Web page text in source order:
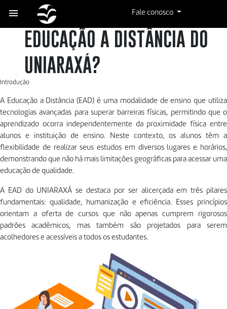
Fale conosco
COMO FUNCIONA A
EDUCAÇÃO A DISTÂNCIA DO
UNIARAXÁ?
Introdução
A Educação a Distância (EAD) é uma modalidade de ensino que utiliza
tecnologias avançadas para superar barreiras físicas, permitindo que o
aprendizado ocorra independentemente da proximidade física entre
alunos e instituição de ensino. Neste contexto, os alunos têm a
flexibilidade de realizar seus estudos em diversos lugares e horários,
demonstrando que não há mais limitações geográficas para acessar uma
educação de qualidade.
A EAD do UNIARAXÁ se destaca por ser alicerçada em três pilares
fundamentais: qualidade, humanização e eficiência. Esses princípios
orientam a oferta de cursos que não apenas cumprem rigorosos
padrões acadêmicos, mas também são projetados para serem
acolhedores e acessíveis a todos os estudantes.